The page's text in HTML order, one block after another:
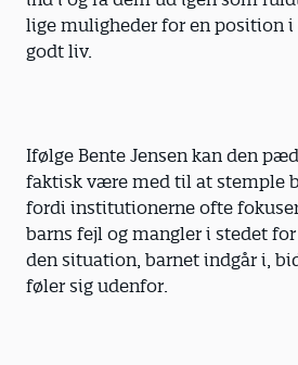
lige muligheder for en position
godt liv.
Ifølge Bente Jensen kan den
faktisk være med til at stemple
fordi institutionerne ofte
barns fejl og mangler i stedet
den situation, barnet indgår i,
føler sig udenfor.